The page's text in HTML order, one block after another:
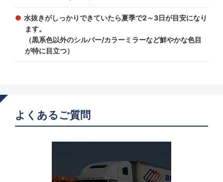
水抜きがしっかりできていたら夏季で2～3日が目安になり
ます。
（黒系色以外のシルバー/カラーミラーなど鮮やかな色目
が特に目立つ）
よくあるご質問